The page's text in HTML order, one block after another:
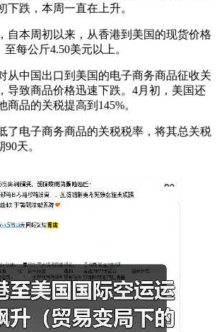
下跌，本周一直在上升。
本周初以来，从香港到美国的现货价格
每公斤4.50美元以上。
中国出口到美国的电子商务商品征收关
导致商品价格迅速下跌。4月初，美国还
品的关税提高到145%。
电子商务商品的关税税率，将其总关税
天。